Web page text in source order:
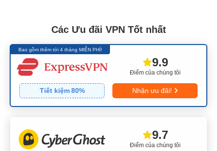
Các Ưu đãi VPN Tốt nhất
Bao gồm thêm tới 4 tháng MIỄN PHÍ!
Điểm của chúng tôi
9.9
Tiết kiệm 80% Nhận ưu đãi!
Điểm của chúng tôi
9.7